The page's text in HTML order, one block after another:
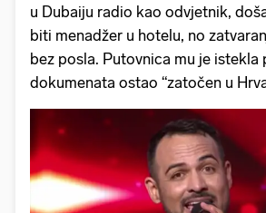
u Dubaiju radio kao odvjetnik,
biti menadžer u hotelu, no
bez posla. Putovnica mu je istekla
dokumenata ostao “zatočen u